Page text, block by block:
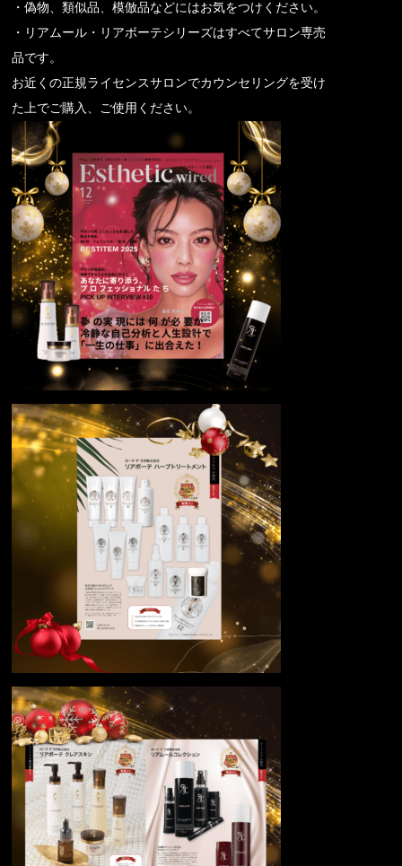
・偽物、類似品、模倣品などにはお気をつけください。
・リアムール・リアボーテシリーズはすべてサロン専売
品です。
お近くの正規ライセンスサロンでカウンセリングを受け
た上でご購入、ご使用ください。